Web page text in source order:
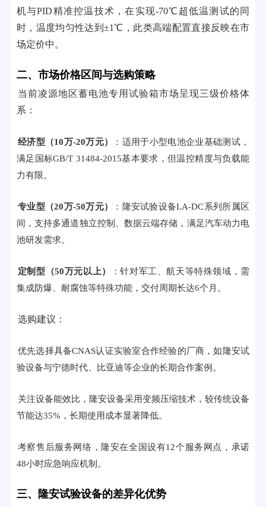
机与PID精准控温技术，在实现-70℃超低温测试的同
时，温度均匀性达到±1℃，此类高端配置直接反映在市
场定价中。
二、市场价格区间与选购策略
当前凌源地区蓄电池专用试验箱市场呈现三级价格体
系：
经济型（10万-20万元）
：适用于小型电池企业基础测试，
满足国标GB/T 31484-2015基本要求，但温控精度与负载能
力有限。
专业型（20万-50万元）
：隆安试验设备LA-DC系列所属区
间，支持多通道独立控制、数据云端存储，满足汽车动力电
池研发需求。
定制型（50万元以上）
：针对军工、航天等特殊领域，需
集成防爆、耐腐蚀等特殊功能，交付周期长达6个月。
选购建议：
优先选择具备CNAS认证实验室合作经验的厂商，如隆安试
验设备与宁德时代、比亚迪等企业的长期合作案例。
关注设备能效比，隆安设备采用变频压缩技术，较传统设备
节能达35%，长期使用成本显著降低。
考察售后服务网络，隆安在全国设有12个服务网点，承诺
48小时应急响应机制。
三、隆安试验设备的差异化优势